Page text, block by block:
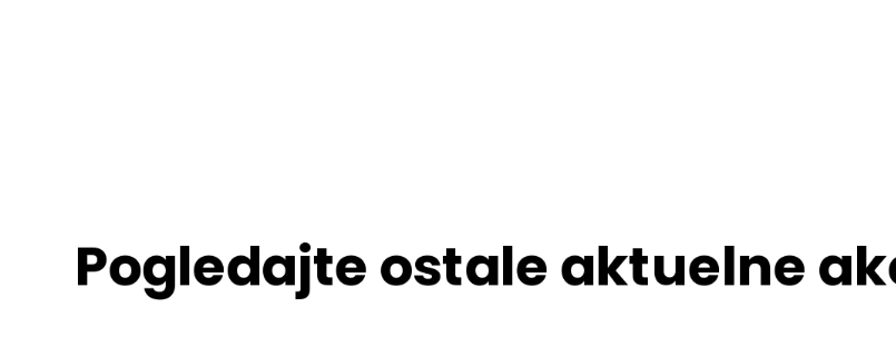
Pogledajte ostale aktuelne